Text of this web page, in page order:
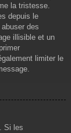
la tristesse.
depuis le
des
illisible et un
limiter le
Si les